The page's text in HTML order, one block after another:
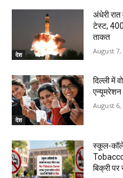
देश
अंधेरी
टेस्ट,
ताकत
August 7,
देश
दिल्ली में
एन्यूमरेशन
August 6,
स्कूल-
बिक्री पर